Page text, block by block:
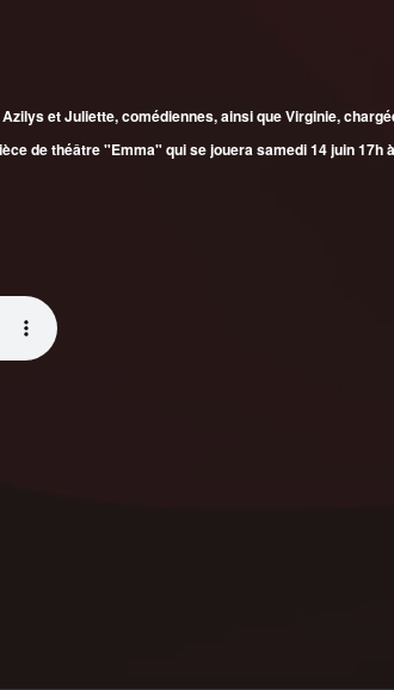
et Juliette, comédiennes, ainsi que Virginie,
de théâtre "Emma" qui se jouera samedi 14 juin 17h